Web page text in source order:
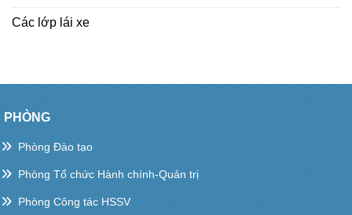
Các lớp lái xe
PHÒNG
Phòng Đào tạo
Phòng Tổ chức Hành chính-Quản trị
Phòng Công tác HSSV